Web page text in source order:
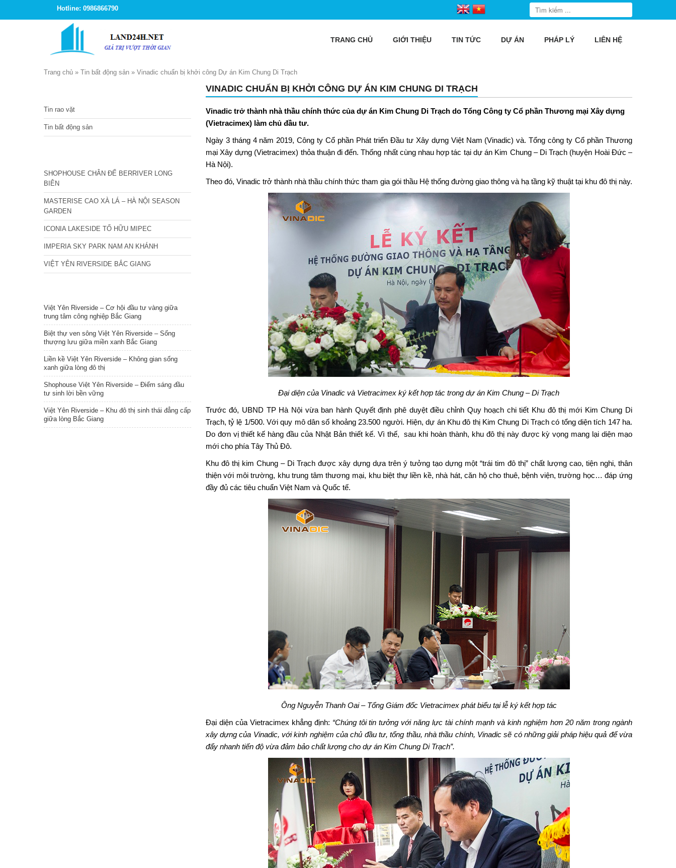
Hotline: 0986866790
TRANG CHỦ GIỚI THIỆU TIN TỨC DỰ ÁN PHÁP LÝ LIÊN HỆ
Trang chủ » Tin bất động sản » Vinadic chuẩn bị khởi công Dự án Kim Chung Di Trạch
VINADIC CHUẨN BỊ KHỞI CÔNG DỰ ÁN KIM CHUNG DI TRẠCH
Vinadic trở thành nhà thầu chính thức củadự án Kim Chung Di Trạchdo Tổng Công ty Cổ phần Thương mại Xây dựng
(Vietracimex) làm chủ đầu tư.
Ngày 3 tháng 4 năm 2019, Công ty Cổ phần Phát triển Đầu tư Xây dựng Việt Nam (Vinadic) và. Tổng công tyCổ phần Thương
mại Xây dựng (Vietracimex) thỏa thuận đi đến. Thống nhất cùng nhau hợp tác tại dự án Kim Chung – Di Trạch (huyện Hoài Đức –
Hà Nội).
Theo đó, Vinadic trở thành nhà thầu chính thức tham gia gói thầu Hệ thống đường giao thông và hạ tầng kỹ thuật tại khu đô thị này.
Đại diện của Vinadic và Vietracimex ký kết hợp tác trong dự án Kim Chung – Di Trạch
Trước đó, UBND TP Hà Nội vừa ban hành Quyết định phê duyệt điều chỉnh Quy hoạch chi tiết Khu đô thị mới Kim Chung Di
Trạch, tỷ lệ 1/500. Với quy mô dân số khoảng 23.500 người. Hiện, dự án Khu đô thị Kim Chung Di Trạchcó tổng diện tích 147 ha.
Do đơn vị thiết kế hàng đầu của Nhật Bản thiết kế. Vì thế, sau khi hoàn thành, khu đô thị này được kỳ vọng mang lại diện mạo
mới cho phía Tây Thủ Đô.
Khu đô thị kim Chung – Di Trạch được xây dựng dựa trên ý tưởng tạo dựng một “trái tim đô thị” chất lượng cao, tiện nghi, thân
thiện với môi trường, khu trung tâm thương mại, khu biệt thự liền kề, nhà hát, căn hộ cho thuê, bệnh viện, trường học… đáp ứng
đầy đủ các tiêu chuẩn Việt Nam và Quốc tế.
Ông Nguyễn Thanh Oai – Tổng Giám đốc Vietracimex phát biểu tại lễ ký kết hợp tác
Đại diện của Vietracimex khẳng định: “Chúng tôi tin tưởng với năng lực tài chính mạnh và kinh nghiệm hơn 20 năm trong ngành
xây dựng của Vinadic, với kinh nghiệm của chủ đầu tư, tổng thầu, nhà thầu chính, Vinadic sẽ có những giải pháp hiệu quả để vừa
đẩy nhanh tiến độ vừa đảm bảo chất lượng cho dự án Kim Chung Di Trạch”.
Tin rao vặt
Tin bất động sản
SHOPHOUSE CHÂN ĐẾ BERRIVER LONG
BIÊN
MASTERISE CAO XÀ LÁ – HÀ NỘI SEASON
GARDEN
ICONIA LAKESIDE TỐ HỮU MIPEC
IMPERIA SKY PARK NAM AN KHÁNH
VIỆT YÊN RIVERSIDE BẮC GIANG
Việt Yên Riverside – Cơ hội đầu tư vàng giữa
trung tâm công nghiệp Bắc Giang
Biệt thự ven sông Việt Yên Riverside – Sống
thượng lưu giữa miền xanh Bắc Giang
Liền kề Việt Yên Riverside – Không gian sống
xanh giữa lòng đô thị
Shophouse Việt Yên Riverside – Điểm sáng đầu
tư sinh lời bền vững
Việt Yên Riverside – Khu đô thị sinh thái đẳng cấp
giữa lòng Bắc Giang